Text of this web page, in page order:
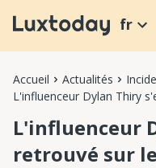
fr
Accueil Actualités
L'influenceur Dylan Thiry
L'influenceur
retrouvé sur